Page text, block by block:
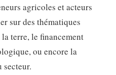
agricoles et acteurs
sur des thématiques
terre, le financement
ou encore la